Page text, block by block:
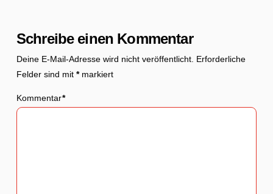
Schreibe einen Kommentar
Deine E-Mail-Adresse wird nicht veröffentlicht. Erforderliche
Felder sind mit *markiert
Kommentar*